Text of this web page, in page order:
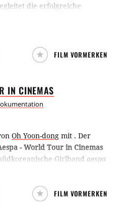
die erfolgreiche
den aufgezeichneten Show-
wird auch der Werdegang
künstlerischen Aufstieg
und die Teenager mit Kameras
Bühne begleitet werden, um
in ihr Leben zu erhalten.
FILM VORMERKEN
INCINEMAS
Oh Yoon-dong mit . Der
- World Tour in Cinemas
Girlband aespa
Tour 2023 Synk: Hyper Line"
2023 international mehr als
FILM VORMERKEN